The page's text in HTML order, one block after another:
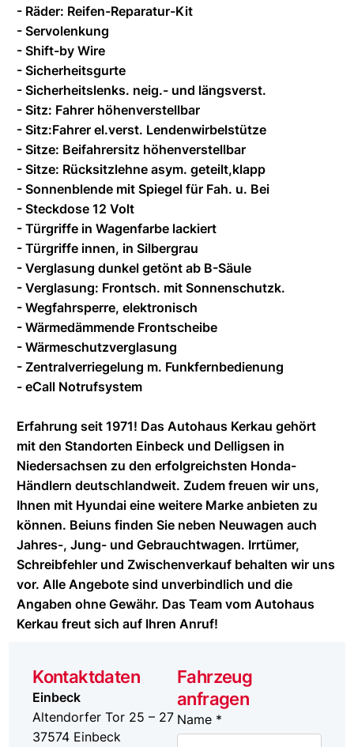
- Räder: Reifen-Reparatur-Kit
- Servolenkung
- Shift-by Wire
- Sicherheitsgurte
- Sicherheitslenks. neig.- und längsverst.
- Sitz: Fahrer höhenverstellbar
- Sitz:Fahrer el.verst. Lendenwirbelstütze
- Sitze: Beifahrersitz höhenverstellbar
- Sitze: Rücksitzlehne asym. geteilt,klapp
- Sonnenblende mit Spiegel für Fah. u. Bei
- Steckdose 12 Volt
- Türgriffe in Wagenfarbe lackiert
- Türgriffe innen, in Silbergrau
- Verglasung dunkel getönt ab B-Säule
- Verglasung: Frontsch. mit Sonnenschutzk.
- Wegfahrsperre, elektronisch
- Wärmedämmende Frontscheibe
- Wärmeschutzverglasung
- Zentralverriegelung m. Funkfernbedienung
- eCall Notrufsystem
Erfahrung seit 1971! Das Autohaus Kerkau gehört
mit den Standorten Einbeck und Delligsen in
Niedersachsen zu den erfolgreichsten Honda-
Händlern deutschlandweit. Zudem freuen wir uns,
Ihnen mit Hyundai eine weitere Marke anbieten zu
können. Beiuns finden Sie neben Neuwagen auch
Jahres-, Jung- und Gebrauchtwagen. Irrtümer,
Schreibfehler und Zwischenverkauf behalten wir uns
vor. Alle Angebote sind unverbindlich und die
Angaben ohne Gewähr. Das Team vom Autohaus
Kerkau freut sich auf Ihren Anruf!
Kontaktdaten
Einbeck
Altendorfer Tor 25 – 27
37574 Einbeck
Fahrzeug
anfragen
Name *